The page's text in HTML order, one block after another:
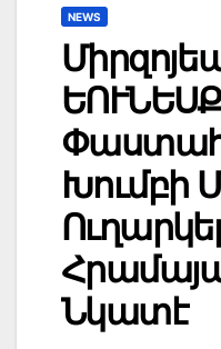
NEWS
Խումբի
Նկատէ